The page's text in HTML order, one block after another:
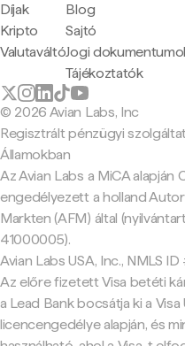
Díjak
Kripto
Valutaváltó
Blog
Sajtó
Jogi
Tájékoztatók
© 2026 Avian Labs, Inc
Regisztrált pénzügyi
Államokban
Az Avian Labs a MiCA alapján
engedélyezett a holland
Markten (AFM) által
41000005).
Avian Labs USA, Inc., NMLS
Az előre fizetett Visa betéti
a Lead Bank bocsátja ki a Visa
licencengedélye alapján, és